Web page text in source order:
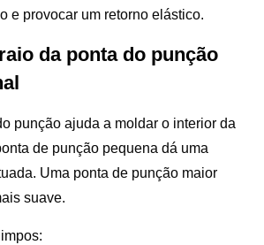
e provocar um retorno elástico.
da ponta do punção
punção ajuda a moldar o interior da
de punção pequena dá uma
Uma ponta de punção maior
suave.